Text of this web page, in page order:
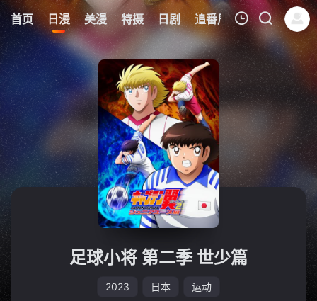
首页 日漫 美漫 特摄 日剧 追番周表 今日更新
0
我的观影记录
暂无观看影片的记录
足球小将 第二季 世少篇
2023 日本 运动